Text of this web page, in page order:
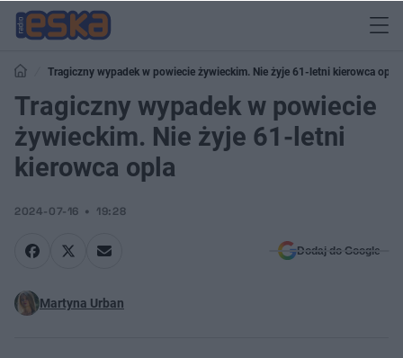
Tragiczny wypadek w powiecie żywieckim. Nie żyje 61-letni kierowca opla
Tragiczny wypadek w powiecie
żywieckim. Nie żyje 61-letni
kierowca opla
2024-07-16 19:28
Dodaj do Google
Martyna Urban